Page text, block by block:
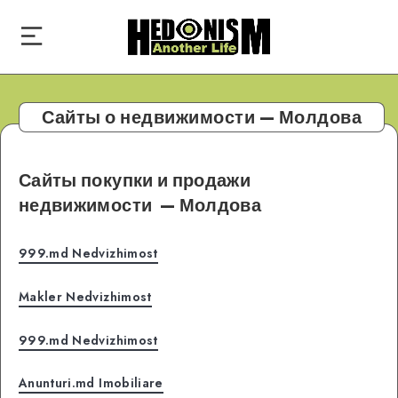
Сайты о недвижимости — Молдова
Сайты покупки и продажи
недвижимости — Молдова
999.md Nedvizhimost
Makler Nedvizhimost
999.md Nedvizhimost
Anunturi.md Imobiliare